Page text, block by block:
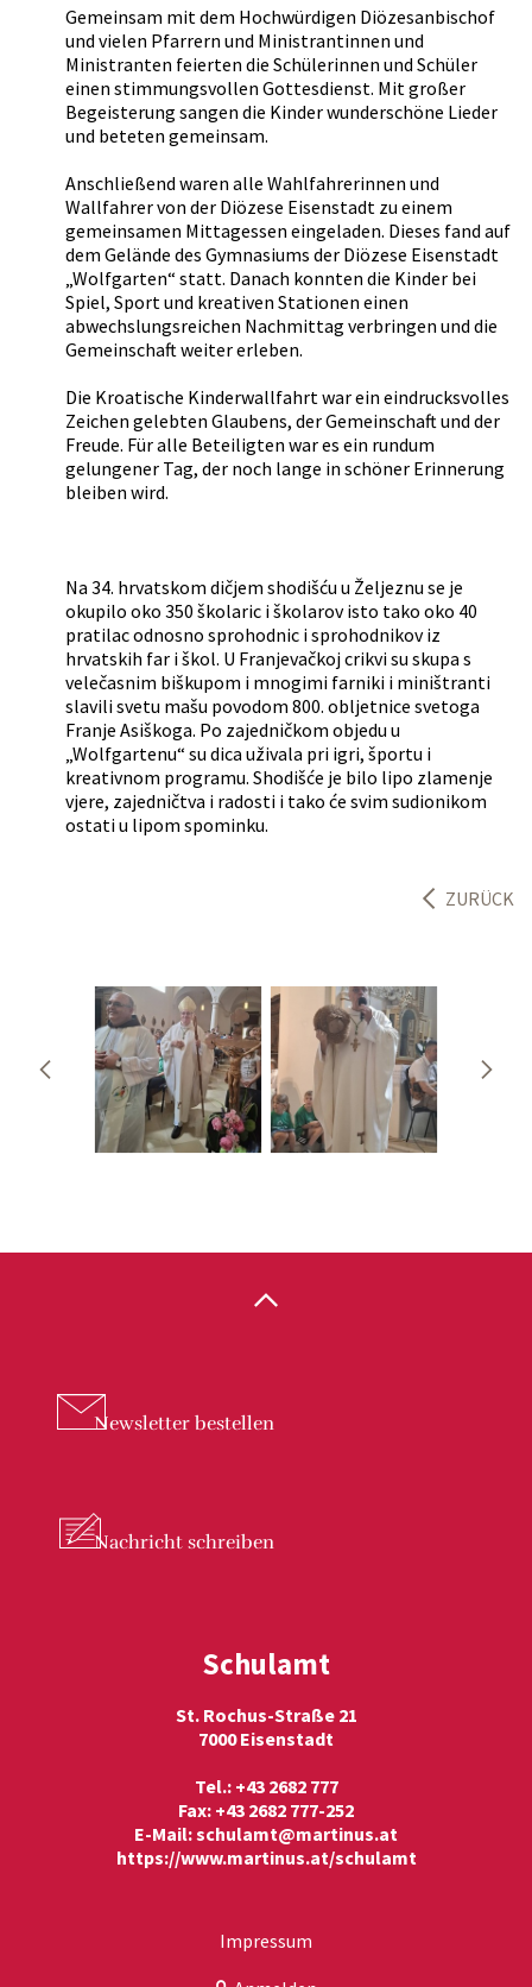
Gemeinsam mit dem Hochwürdigen Diözesanbischof
und vielen Pfarrern und Ministrantinnen und
Ministranten feierten die Schülerinnen und Schüler
einen stimmungsvollen Gottesdienst. Mit großer
Begeisterung sangen die Kinder wunderschöne Lieder
und beteten gemeinsam.
Anschließend waren alle Wahlfahrerinnen und
Wallfahrer von der Diözese Eisenstadt zu einem
gemeinsamen Mittagessen eingeladen. Dieses fand auf
dem Gelände des Gymnasiums der Diözese Eisenstadt
„Wolfgarten“ statt. Danach konnten die Kinder bei
Spiel, Sport und kreativen Stationen einen
abwechslungsreichen Nachmittag verbringen und die
Gemeinschaft weiter erleben.
Die Kroatische Kinderwallfahrt war ein eindrucksvolles
Zeichen gelebten Glaubens, der Gemeinschaft und der
Freude. Für alle Beteiligten war es ein rundum
gelungener Tag, der noch lange in schöner Erinnerung
bleiben wird.
Na 34. hrvatskom dičjem shodišću u Željeznu se je
okupilo oko 350 školaric i školarov isto tako oko 40
pratilac odnosno sprohodnic i sprohodnikov iz
hrvatskih far i škol. U Franjevačkoj crikvi su skupa s
velečasnim biškupom i mnogimi farniki i miništranti
slavili svetu mašu povodom 800. obljetnice svetoga
Franje Asiškoga. Po zajedničkom objedu u
„Wolfgartenu“ su dica uživala pri igri, športu i
kreativnom programu. Shodišće je bilo lipo zlamenje
vjere, zajedničtva i radosti i tako će svim sudionikom
ostati u lipom spominku.
ZURÜCK
Newsletter bestellen
Nachricht schreiben
Schulamt
St. Rochus-Straße 21
7000 Eisenstadt
Tel.: +43 2682 777
Fax: +43 2682 777-252
E-Mail:schulamt@martinus.at
https://www.martinus.at/schulamt
Impressum